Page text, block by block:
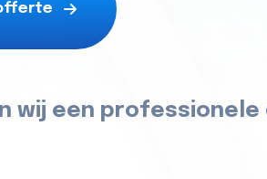
offerte
wij een professionele